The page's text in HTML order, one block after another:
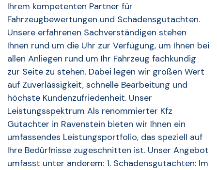
Ihrem kompetenten Partner für
Fahrzeugbewertungen und Schadensgutachten.
Unsere erfahrenen Sachverständigen stehen
Ihnen rund um die Uhr zur Verfügung, um Ihnen bei
allen Anliegen rund um Ihr Fahrzeug fachkundig
zur Seite zu stehen. Dabei legen wir großen Wert
auf Zuverlässigkeit, schnelle Bearbeitung und
höchste Kundenzufriedenheit. Unser
Leistungsspektrum Als renommierter Kfz
Gutachter in Ravenstein bieten wir Ihnen ein
umfassendes Leistungsportfolio, das speziell auf
Ihre Bedürfnisse zugeschnitten ist. Unser Angebot
umfasst unter anderem: 1. Schadensgutachten: Im